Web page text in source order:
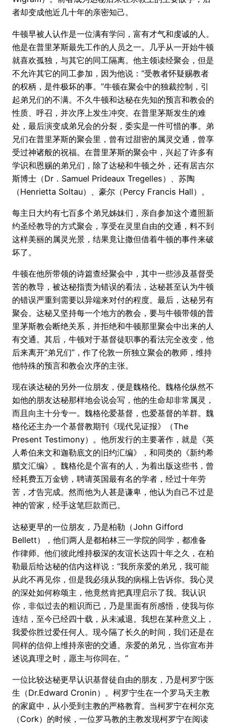
者却变成他近几十年的亲密知己。
牛顿早被人认作是一位满有学问，富有才气和虔诚的人。
他是在普里茅斯最先工作的人员之一。几乎从一开始牛顿
就喜欢孤独，与其它的同工隔离。他主领读经聚会，但是
不允许其它的同工参加，因为他说：“受教者怀疑赐教者
的权柄，是件极坏的事。”牛顿在聚会中的独裁控制，引
起弟兄们的不满。不久牛顿和达秘在先知的预言和教会的
性质、呼召，并次序上发生冲突。在普里茅斯发生的难
处，最后演变成弟兄会的分裂，委实是一件可惜的事。弟
兄们在普里茅斯的聚会里，曾有过甜密的属灵交通，曾享
受过神诸般的祝福。在普里茅斯的聚会中，兴起了许多有
学识和恩赐的弟兄们，除了达秘和牛顿之外，还有居吉尔
斯博士（Dr．Samuel Prideaux Tregelles）、苏陶
（Henrietta Soltau）、豪尔（Percy Francis Hall）。
每主日大约有七百多个弟兄姊妹们，亲自参加这个遵照新
约圣经教导的方式聚会，享受在灵里自由的交通，料不到
这样美丽的属灵光景，结果竟让撒但借着牛顿的事件来破
坏了。
牛顿在他所带领的诗篇查经聚会中，其中一些涉及基督受
苦的教导，被达秘指责为错误的看法，达秘甚至认为牛顿
的错误严重到需要以异端来对付的程度。最后，达秘另有
聚会。达秘又坚持每一个地方的教会，要与牛顿带领的普
里茅斯教会断绝关系，并拒绝和牛顿那里聚会中出来的人
有交通。其后，牛顿对于基督徒职事的看法完全改变，他
后来离开“弟兄们”，作了伦敦一所独立聚会的教师，维持
他特殊的预言和教会次序的主张。
现在谈达秘的另外一位朋友，便是魏格伦。魏格伦纵然不
如他的朋友达秘那样地会说会写，他的生命却非常属灵，
而且向主十分专一。魏格伦爱基督，也爱基督的羊群。魏
格伦还主办一个基督教期刊《现代见证报》（The
Present Testimony）。他所发行的主要著作，就是《英
人希伯来文和迦勒底文的旧约汇编》，和同类的《新约希
腊文汇编》。魏格伦是个富有的人，为着出版这些书，曾
经耗费五万金镑，聘请英国最有名的学者，经过十年劳
苦，才告完成。然而他为人甚是谦卑，他认为自己不过是
神的管家，经手这笔巨款而已。
达秘更早的一位朋友，乃是柏勒（John Gifford
Bellett），他们两人是都柏林三一学院的同学，都准备
作律师。他们彼此维持极深的友谊长达四十年之久，在柏
勒最后给达秘的信内这样说：“我所亲爱的弟兄，我可能
从此不再见你，但是我必须从我的病榻上告诉你。我心灵
的深处如何称颂主，他竟然肯把真理启示了我。我认识
你，非似过去的粗识而已，乃是里面有所感悟，使我与你
连结，至今已经四十载，从未减退。我想在某种意义上，
我爱你胜过爱任何人。现今隔了长久的时间，我们还是在
同样的信仰上维持亲密的交通。亲爱的弟兄，当你宣布并
述说真理之时，愿主与你同在。”
一位比较达秘更早认识基督徒自由的朋友，乃是柯罗宁医
生（Dr.Edward Cronin）。柯罗宁生在一个罗马天主教
的家庭中，从小受到主教的严格教育。当柯罗宁在柯尔克
（Cork）的时候，一位罗马教的主教发现柯罗宁在阅读